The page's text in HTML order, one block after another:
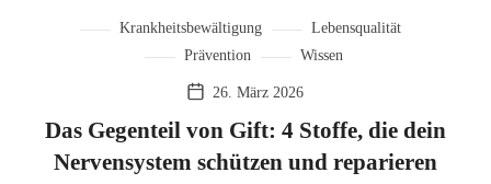
Krankheitsbewältigung
Lebensqualität
Prävention
Wissen
26. März 2026
Das Gegenteil von Gift: 4 Stoffe, die dein
Nervensystem schützen und reparieren